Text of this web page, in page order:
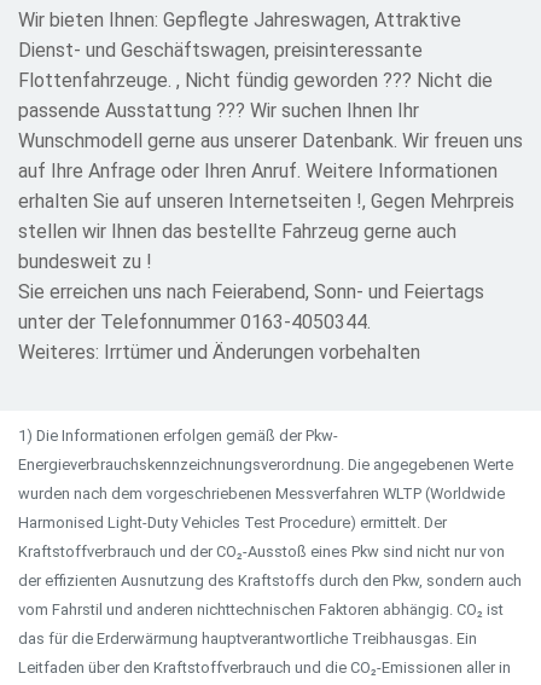
Wir bieten Ihnen: Gepflegte Jahreswagen, Attraktive
Dienst- und Geschäftswagen, preisinteressante
Flottenfahrzeuge. , Nicht fündig geworden ??? Nicht die
passende Ausstattung ??? Wir suchen Ihnen Ihr
Wunschmodell gerne aus unserer Datenbank. Wir freuen uns
auf Ihre Anfrage oder Ihren Anruf. Weitere Informationen
erhalten Sie auf unseren Internetseiten !, Gegen Mehrpreis
stellen wir Ihnen das bestellte Fahrzeug gerne auch
bundesweit zu !
Sie erreichen uns nach Feierabend, Sonn- und Feiertags
unter der Telefonnummer 0163-4050344.
Weiteres: Irrtümer und Änderungen vorbehalten
1) Die Informationen erfolgen gemäß der Pkw-
Energieverbrauchskennzeichnungsverordnung. Die angegebenen Werte
wurden nach dem vorgeschriebenen Messverfahren WLTP (Worldwide
Harmonised Light-Duty Vehicles Test Procedure) ermittelt. Der
Kraftstoffverbrauch und der CO₂-Ausstoß eines Pkw sind nicht nur von
der effizienten Ausnutzung des Kraftstoffs durch den Pkw, sondern auch
vom Fahrstil und anderen nichttechnischen Faktoren abhängig. CO₂ ist
das für die Erderwärmung hauptverantwortliche Treibhausgas. Ein
Leitfaden über den Kraftstoffverbrauch und die CO₂-Emissionen aller in